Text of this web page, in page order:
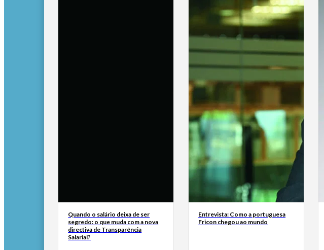
Quando o salário deixa de ser
segredo: o que muda com a nova
directiva de Transparência
Salarial?
Entrevista: Como a portuguesa
Fricon chegou ao mundo